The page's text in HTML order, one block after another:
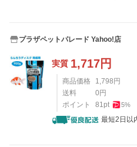
プラザペットパレード Yahoo!店
実質 1,717円
商品価格 1,798 円
送料
0 円
ポイント
81pt 5%
最短2日以